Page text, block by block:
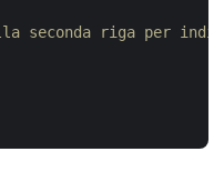
seconda riga per